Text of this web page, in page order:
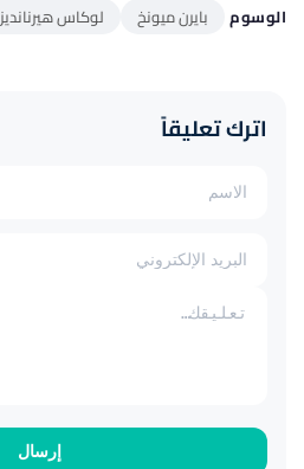
الوسوم بايرن ميونخ لوكاس هيرنانديز
اترك تعليقاً
إرسال